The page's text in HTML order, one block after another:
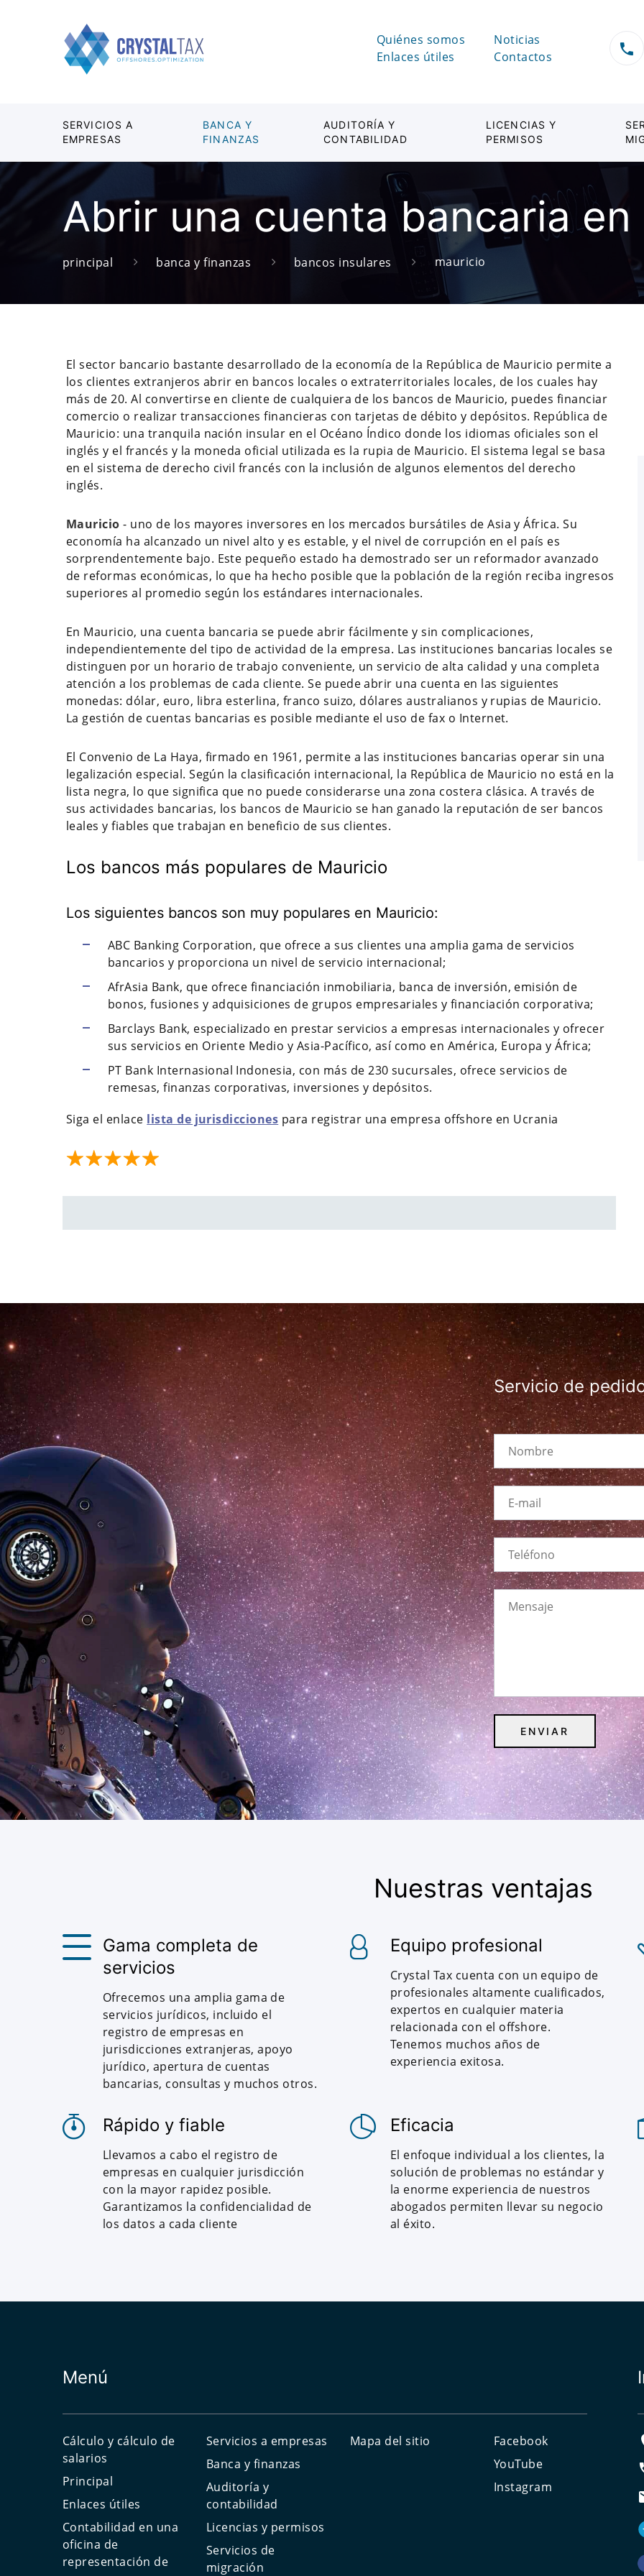
Quiénes somos
Enlaces útiles
Noticias
Contactos
SERVICIOS A
EMPRESAS
BANCA Y
FINANZAS
AUDITORÍA Y
CONTABILIDAD
LICENCIAS Y
PERMISOS
Abrir una cuenta bancaria
principal banca y finanzas bancos insulares mauricio
El sector bancario bastante desarrollado de la economía de la República de Mauricio permite a
los clientes extranjeros abrir en bancos locales o extraterritoriales locales, de los cuales hay
más de 20. Al convertirse en cliente de cualquiera de los bancos de Mauricio, puedes financiar
comercio o realizar transacciones financieras con tarjetas de débito y depósitos. República de
Mauricio: una tranquila nación insular en el Océano Índico donde los idiomas oficiales son el
inglés y el francés y la moneda oficial utilizada es la rupia de Mauricio. El sistema legal se basa
en el sistema de derecho civil francés con la inclusión de algunos elementos del derecho
inglés.
Mauricio - uno de los mayores inversores en los mercados bursátiles de Asia y África. Su
economía ha alcanzado un nivel alto y es estable, y el nivel de corrupción en el país es
sorprendentemente bajo. Este pequeño estado ha demostrado ser un reformador avanzado
de reformas económicas, lo que ha hecho posible que la población de la región reciba ingresos
superiores al promedio según los estándares internacionales.
En Mauricio, una cuenta bancaria se puede abrir fácilmente y sin complicaciones,
independientemente del tipo de actividad de la empresa. Las instituciones bancarias locales se
distinguen por un horario de trabajo conveniente, un servicio de alta calidad y una completa
atención a los problemas de cada cliente. Se puede abrir una cuenta en las siguientes
monedas: dólar, euro, libra esterlina, franco suizo, dólares australianos y rupias de Mauricio.
La gestión de cuentas bancarias es posible mediante el uso de fax o Internet.
El Convenio de La Haya, firmado en 1961, permite a las instituciones bancarias operar sin una
legalización especial. Según la clasificación internacional, la República de Mauricio no está en la
lista negra, lo que significa que no puede considerarse una zona costera clásica. A través de
sus actividades bancarias, los bancos de Mauricio se han ganado la reputación de ser bancos
leales y fiables que trabajan en beneficio de sus clientes.
Los bancos más populares de Mauricio
Los siguientes bancos son muy populares en Mauricio:
ABC Banking Corporation, que ofrece a sus clientes una amplia gama de servicios
bancarios y proporciona un nivel de servicio internacional;
AfrAsia Bank, que ofrece financiación inmobiliaria, banca de inversión, emisión de
bonos, fusiones y adquisiciones de grupos empresariales y financiación corporativa;
Barclays Bank, especializado en prestar servicios a empresas internacionales y ofrecer
sus servicios en Oriente Medio y Asia-Pacífico, así como en América, Europa y África;
PT Bank Internasional Indonesia, con más de 230 sucursales, ofrece servicios de
remesas, finanzas corporativas, inversiones y depósitos.
Siga el enlace lista de jurisdicciones para registrar una empresa offshore en Ucrania
Servicio de
Nuestras ventajas
Gama completa de
servicios
Ofrecemos una amplia gama de
servicios jurídicos, incluido el
registro de empresas en
jurisdicciones extranjeras, apoyo
jurídico, apertura de cuentas
bancarias, consultas y muchos otros.
Equipo profesional
Crystal Tax cuenta con un equipo de
profesionales altamente cualificados,
expertos en cualquier materia
relacionada con el offshore.
Tenemos muchos años de
experiencia exitosa.
Rápido y fiable
Llevamos a cabo el registro de
empresas en cualquier jurisdicción
con la mayor rapidez posible.
Garantizamos la confidencialidad de
los datos a cada cliente
Eficacia
El enfoque individual a los clientes, la
solución de problemas no estándar y
la enorme experiencia de nuestros
abogados permiten llevar su negocio
al éxito.
Menú
Cálculo y cálculo de
salarios
Principal
Enlaces útiles
Contabilidad en una
oficina de
representación de
Servicios a empresas
Banca y finanzas
Auditoría y
contabilidad
Licencias y permisos
Servicios de
migración
Mapa del sitio
Facebook
YouTube
Instagram